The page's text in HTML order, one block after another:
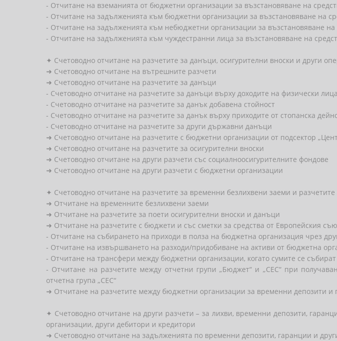
- Отчитане на вземанията от бюджетни организации за възстановяване на
- Отчитане на задълженията към бюджетни организации за възстановяване на
- Отчитане на задълженията към небюджетни организации за възстановяване на
- Отчитане на задълженията към чуждестранни лица за възстановяване на
✦ Счетоводно отчитане на разчетите за данъци, осигурителни вноски и други
➜ Счетоводно отчитане на вътрешните разчети
➜ Счетоводно отчитане на разчетите за данъци
- Счетоводно отчитане на разчетите за данъци върху доходите на физически лица
- Счетоводно отчитане на разчетите за данък добавена стойност
- Счетоводно отчитане на разчетите за данък върху приходите от стопанска
- Счетоводно отчитане на разчетите за други държавни данъци
➜ Счетоводно отчитане на разчетите с бюджетни организации от подсектор
➜ Счетоводно отчитане на разчетите за осигурителни вноски
➜ Счетоводно отчитане на други разчети със социалноосигурителните фондове
➜ Счетоводно отчитане на други разчети с бюджетни организации
✦ Счетоводно отчитане на разчетите за временни безлихвени заеми и
➜ Отчитане на временните безлихвени заеми
➜ Отчитане на разчетите за поети осигурителни вноски и данъци
➜ Отчитане на разчетите с бюджети и със сметки за средства от Европейския
- Отчитане на събирането на приходи в полза на бюджетна организация чрез
- Отчитане на извършването на разходи/придобиване на активи от бюджетна
- Отчитане на трансфери между бюджетни организации, когато сумите се
- Отчитане на разчетите между отчетни групи „Бюджет“ и „СЕС“ при
отчетна група „СЕС“
➜ Отчитане на разчетите между бюджетни организации за временни депозити и
✦ Счетоводно отчитане на други разчети – за лихви, временни депозити,
организации, други дебитори и кредитори
➜ Счетоводно отчитане на задълженията по временни депозити, гаранции и